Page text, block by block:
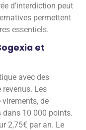
d’interdiction peut
permettent
essentiels.
et
avec des
Les
virements, de
dans 10 000 points.
2,75€ par an. Le